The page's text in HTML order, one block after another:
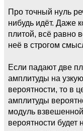
Про точный нуль
нибудь идёт. Даже
плитой, всё равно
неё в строгом
Если падают две
амплитуды на
вероятности, то в
амплитуды
модуль
вероятности